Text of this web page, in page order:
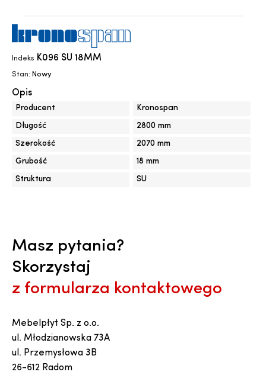
Indeks K096 SU 18MM
Stan: Nowy
Opis
Producent
Kronospan
Długość
2800 mm
Szerokość
2070 mm
Grubość
18 mm
Struktura
SU
Masz pytania?
Skorzystaj
z formularza kontaktowego
Mebelpłyt Sp. z o.o.
ul. Młodzianowska 73A
ul. Przemysłowa 3B
26-612 Radom